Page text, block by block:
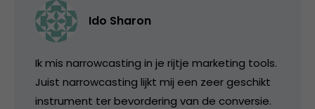
Ido Sharon
Ik mis narrowcasting in je rijtje marketing tools.
Juist narrowcasting lijkt mij een zeer geschikt
instrument ter bevordering van de conversie.